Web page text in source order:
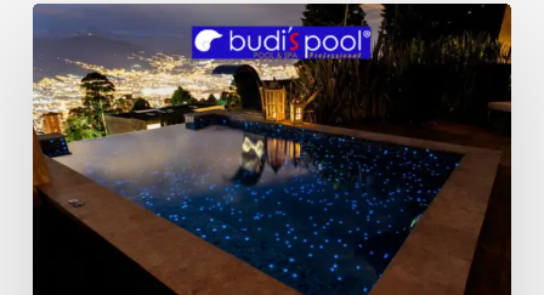
Mosaic
Glow
in
the
Dark
Kolam
Renang